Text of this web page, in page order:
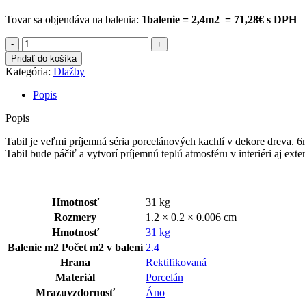
Tovar sa objendáva na balenia: 1balenie = 2,4m2 = 71,28€ s DPH
množstvo
TABIL
NATURAL
20x120x0,6
CM
Pridať do košíka
Kategória: Dlažby
Popis
Popis
Tabil je veľmi príjemná séria porcelánových kachlí v dekore dreva.
Tabil bude páčiť a vytvorí príjemnú teplú atmosféru v interiéri aj
Hmotnosť
31 kg
Rozmery
1.2 × 0.2 × 0.006 cm
Hmotnosť
31 kg
Balenie m2 Počet m2 v balení 2.4
Hrana
Rektifikovaná
Materiál
Porcelán
Mrazuvzdornosť
Áno